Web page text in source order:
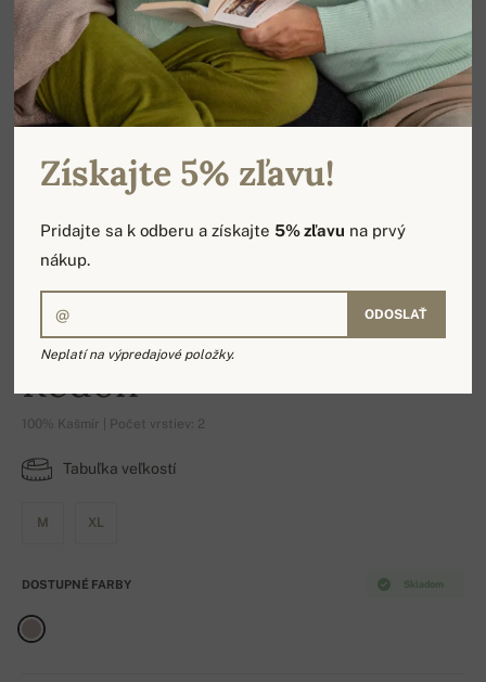
Redon
100% Kašmír | Počet vrstiev: 2
Tabuľka veľkostí
M XL
Skladom
DOSTUPNÉ FARBY
Získajte 5% zľavu!
Pridajte sa k odberu a získajte5% zľavu na prvý
nákup.
ODOSLAŤ
Neplatí na výpredajové položky.